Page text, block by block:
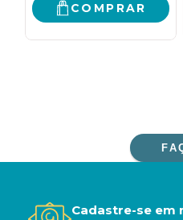
COMPRAR
Cadastre-se em